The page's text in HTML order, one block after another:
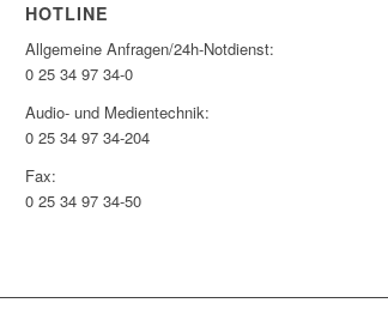
HOTLINE
Allgemeine Anfragen/24h-Notdienst:
0 25 34 97 34-0
Audio- und Medientechnik:
0 25 34 97 34-204
Fax:
0 25 34 97 34-50